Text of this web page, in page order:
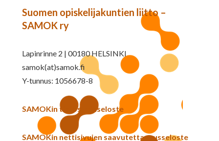
Suomen opiskelijakuntien liitto –
SAMOK ry
Lapinrinne 2 | 00180 HELSINKI
samok(at)samok.fi
Y-tunnus: 1056678-8
SAMOKin tietosuojaseloste
SAMOKin nettisivujen saavutettavuusseloste